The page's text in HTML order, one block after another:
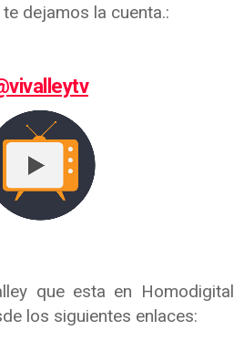
dejamos la cuenta.:
que esta en Homodigital
los siguientes enlaces: